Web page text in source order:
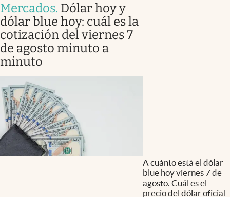
Mercados. Dólar hoy y
dólar blue hoy: cuál es la
cotización del viernes 7
de agosto minuto a
minuto
A cuánto está el dólar
blue hoy viernes 7 de
agosto. Cuál es el
precio del dólar oficial